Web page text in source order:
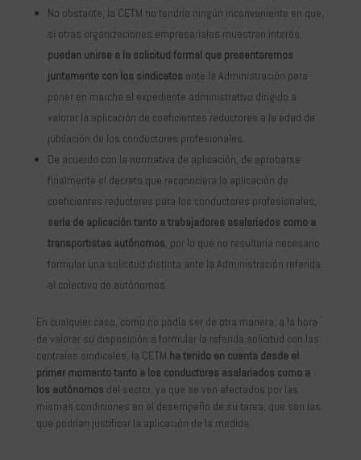
No obstante, la CETM no tendría ningún inconveniente en que,
si otras organizaciones empresariales muestran interés,
puedan unirse a la solicitud formal que presentaremos
juntamente con los sindicatos ante la Administración para
poner en marcha el expediente administrativo dirigido a
valorar la aplicación de coeficientes reductores a la edad de
jubilación de los conductores profesionales.
De acuerdo con la normativa de aplicación, de aprobarse
finalmente el decreto que reconociera la aplicación de
coeficientes reductores para los conductores profesionales,
sería de aplicación tanto a trabajadores asalariados como a
transportistas autónomos, por lo que no resultaría necesario
formular una solicitud distinta ante la Administración referida
al colectivo de autónomos.
En cualquier caso, como no podía ser de otra manera, a la hora
de valorar su disposición a formular la referida solicitud con las
centrales sindicales, la CETM ha tenido en cuenta desde el
primer momento tanto a los conductores asalariados como a
los autónomos del sector, ya que se ven afectados por las
mismas condiciones en el desempeño de su tarea, que son las
que podrían justificar la aplicación de la medida.